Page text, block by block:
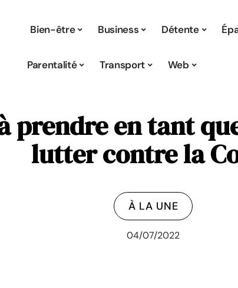
Bien-être Business Détente
Parentalité Transport Web
prendre en tant
lutter contre la
À LA UNE
04/07/2022